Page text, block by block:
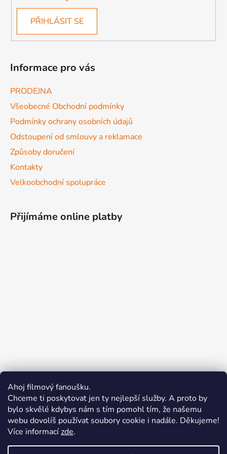
Ahoj filmový fanoušku.
Chceme ti poskytovat jen ty nejlepší služby. A proto by
bylo skvělé kdybys nám s tím pomohl tím, že našemu
webu dovolíš používat soubory cookie i nadále. Děkujeme!
Více informacízde.
Vážení zákazníci, z důvodu
dovolené budou veškeré
objednávky přijaté ve dnech
PŘIHLÁSIT SE
Informace pro vás
PRODEJNA
Všeobecné Obchodní podmínky
Podmínky ochrany osobních údajů
Odstoupení od smlouvy a reklamace
Způsoby doručení
Kontakty
Velkoobchodní spolupráce
Přijímáme online platby
Merchion | Pořiďte si vlastní merch